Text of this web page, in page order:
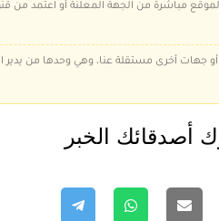
مباشرة من الجهة المعلنة أو اعتُمد من
أو جهات أخرى مستقلة عنا، وهي وحدها من
أصدقائك الخبر